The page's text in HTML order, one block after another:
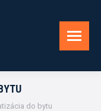
do bytu